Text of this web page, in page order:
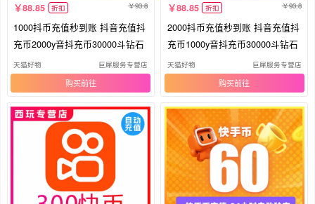
88.85 折扣 93.8
1000抖币充值秒到账 抖音充值抖
充币2000y音抖充币30000斗钻石
天猫好物 巨犀服务专营店
购买
88.85 折扣 93.8
2000抖币充值秒到账 抖音充值抖
充币1000y音抖充币30000斗钻石
天猫好物 巨犀服务专营店
购买